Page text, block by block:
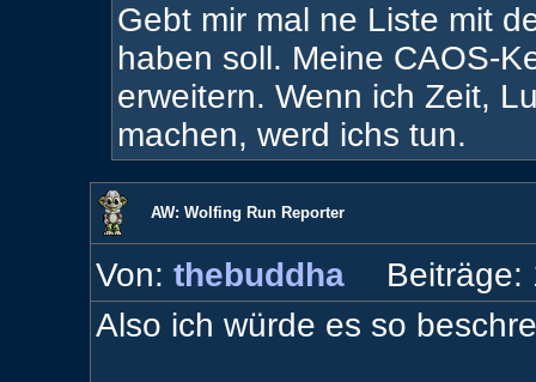
Gebt mir mal ne Liste mit
haben soll. Meine CAOS-
erweitern. Wenn ich Zeit,
machen, werd ichs tun.
AW: Wolfing Run Reporter
Von: thebuddha
Also ich würde es so